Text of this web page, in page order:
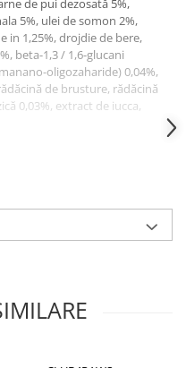
de pui dezosată 5%,
5%, ulei de somon 2%,
in 1,25%, drojdie de bere,
beta-1,3 / 1,6-glucani
oligozaharide) 0,04%,
de brusture, rădăcină
0,03%, extract de iucca,
1,25 g, fosfor 0,87 g,
3 7,1 g, EPA / DHA 3,8 g,
: vitamina A 18.000 UI,
C 240, vitamina B6
, mg/kg
: antioxidant natural: